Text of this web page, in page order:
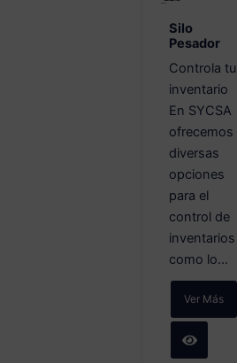
Silo
Pesador
Controla tu
inventario
En SYCSA
ofrecemos
diversas
opciones
para el
control de
inventarios
como lo...
Ver Más